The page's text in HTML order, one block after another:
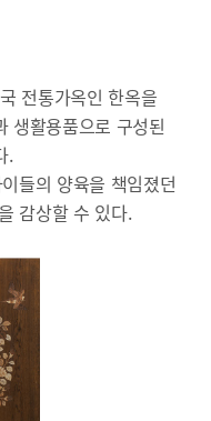
전통가옥인 한옥을
생활용품으로 구성된
.
들의 양육을 책임졌던
감상할 수 있다.